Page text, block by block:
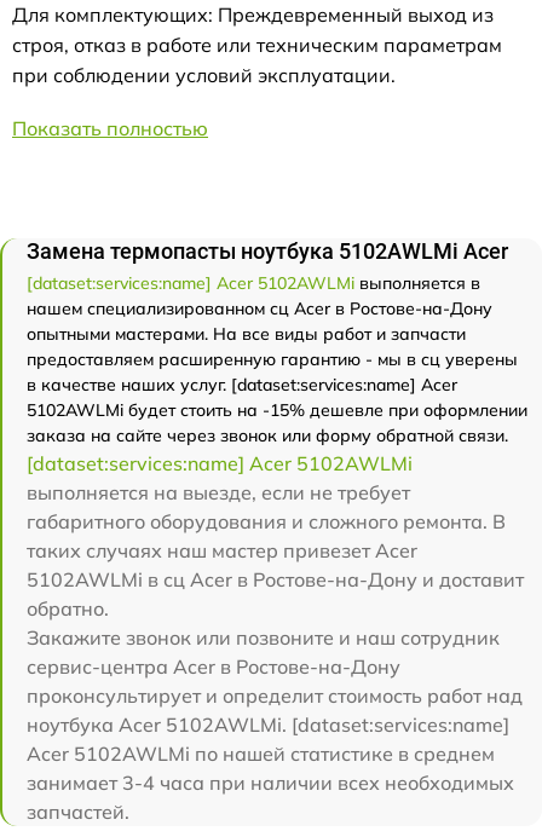
Для комплектующих: Преждевременный выход из
строя, отказ в работе или техническим параметрам
при соблюдении условий эксплуатации.
Показать полностью
Замена термопасты ноутбука 5102AWLMi Acer
[dataset:services:name] Acer 5102AWLMi выполняется в
нашем специализированном сц Acer в Ростове-на-Дону
опытными мастерами. На все виды работ и запчасти
предоставляем расширенную гарантию - мы в сц уверены
в качестве наших услуг. [dataset:services:name] Acer
5102AWLMi будет стоить на -15% дешевле при оформлении
заказа на сайте через звонок или форму обратной связи.
[dataset:services:name] Acer 5102AWLMi
выполняется на выезде, если не требует
габаритного оборудования и сложного ремонта. В
таких случаях наш мастер привезет Acer
5102AWLMi в сц Acer в Ростове-на-Дону и доставит
обратно.
Закажите звонок или позвоните и наш сотрудник
сервис-центра Acer в Ростове-на-Дону
проконсультирует и определит стоимость работ над
ноутбука Acer 5102AWLMi. [dataset:services:name]
Acer 5102AWLMi по нашей статистике в среднем
занимает 3-4 часа при наличии всех необходимых
запчастей.